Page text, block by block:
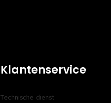
Klantenservice
Technische dienst